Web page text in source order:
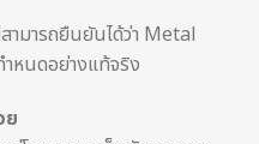
มารถยืนยันได้ว่า Metal
หนดอย่างแท้จริง
ย